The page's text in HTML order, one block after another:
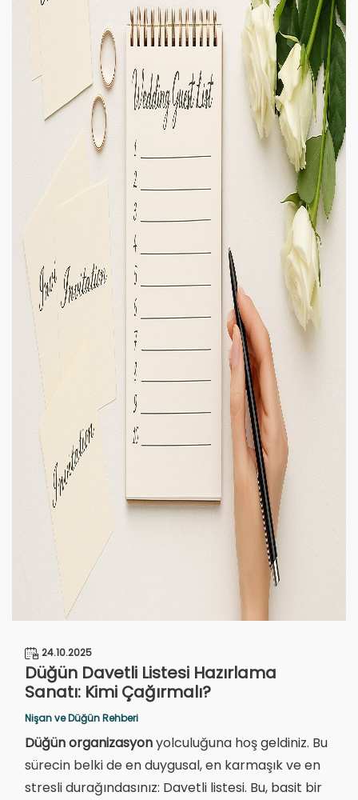
24.10.2025
Düğün Davetli Listesi Hazırlama
Sanatı: Kimi Çağırmalı?
Nişan ve Düğün Rehberi
Düğün organizasyonyolculuğuna hoş geldiniz. Bu
sürecin belki de en duygusal, en karmaşık ve en
stresli durağındasınız: Davetli listesi. Bu, basit bir